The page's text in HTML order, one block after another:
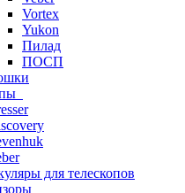
Vortex
Yukon
Пилад
ПОСП
для телескопов